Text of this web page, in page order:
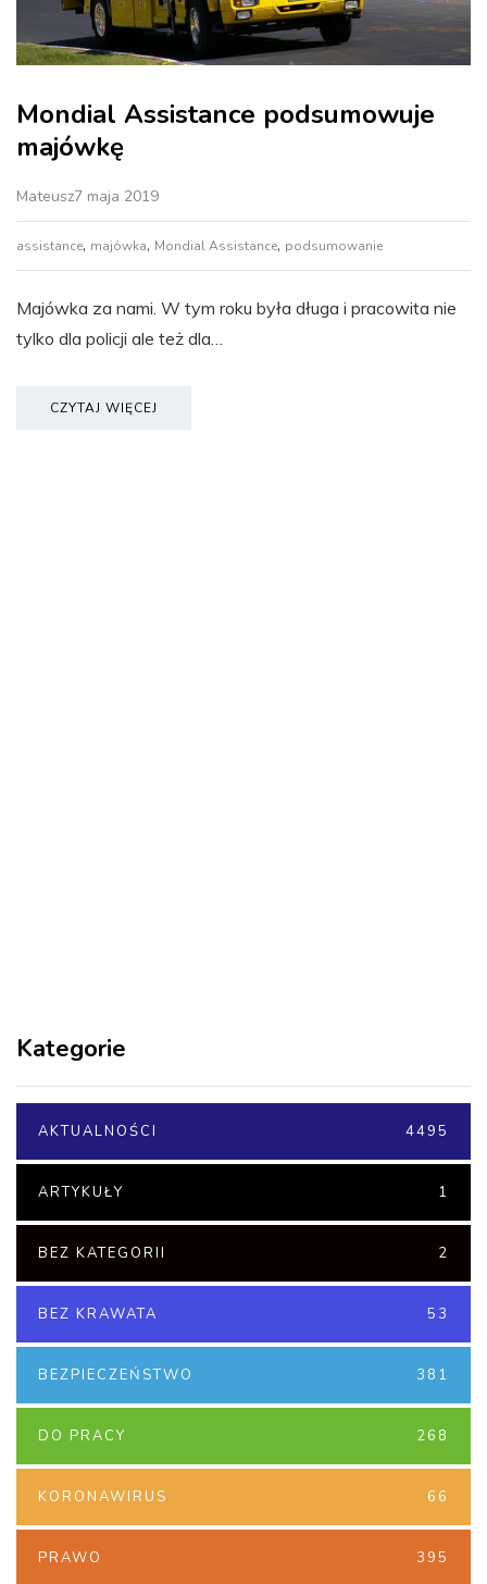
Mondial Assistance podsumowuje
majówkę
Mateusz7 maja 2019
assistance, majówka, Mondial Assistance, podsumowanie
Majówka za nami. W tym roku była długa i pracowita nie
tylko dla policji ale też dla…
CZYTAJ WIĘCEJ
Kategorie
AKTUALNOŚCI 4495
ARTYKUŁY 1
BEZ KATEGORII 2
BEZ KRAWATA 53
BEZPIECZEŃSTWO 381
DO PRACY 268
KORONAWIRUS 66
PRAWO 395